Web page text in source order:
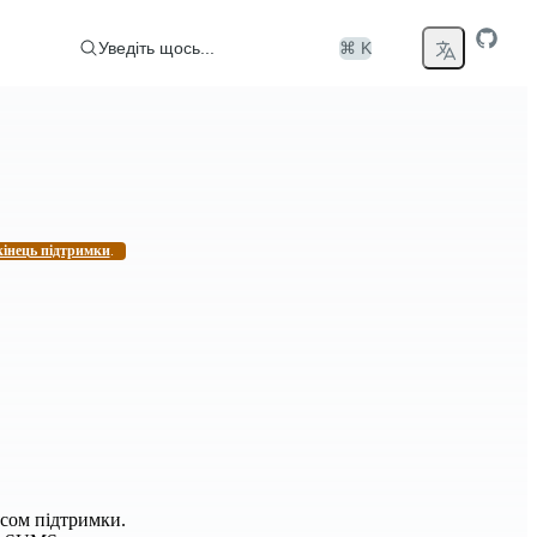
Уведіть щось... ⌘ K
підтримки.
підтримки.